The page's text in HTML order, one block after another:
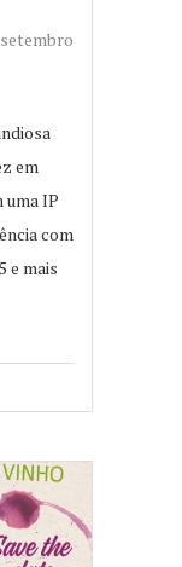
em
IP
com
e mais